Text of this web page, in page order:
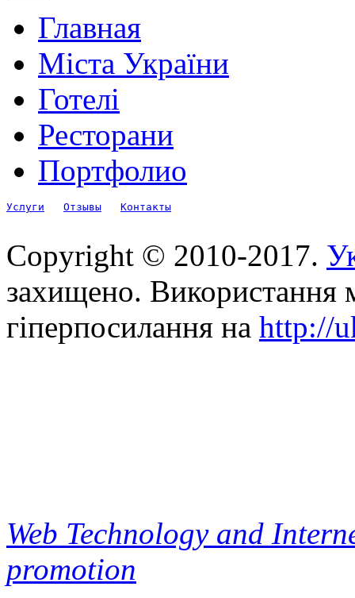
Главная
Міста України
Готелі
Ресторани
Портфолио
Услуги Отзывы Контакты
Copyright © 2010-2017.
захищено. Використання
гіперпосилання на http://
Web Technology and
promotion